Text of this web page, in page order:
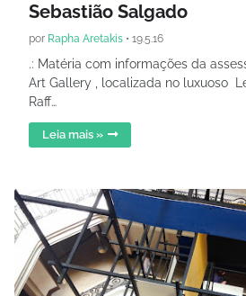
Sebastião Salgado
por Rapha Aretakis • 19.5.16
.: Matéria com informações da
Art Gallery , localizada no luxuoso
Raff…
Leia mais »